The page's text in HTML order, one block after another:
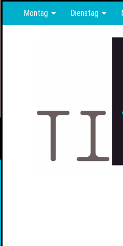
Montag Dienstag